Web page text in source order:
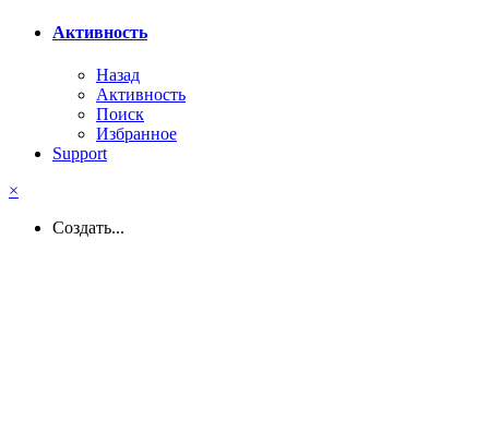
Активность
Назад
Активность
Поиск
Избранное
Support
×
Создать...